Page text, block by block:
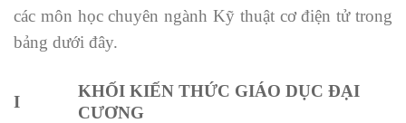
các môn học chuyên ngành Kỹ thuật cơ điện tử trong
bảng dưới đây.
I
KHỐI KIẾN THỨC GIÁO DỤC ĐẠI
CƯƠNG